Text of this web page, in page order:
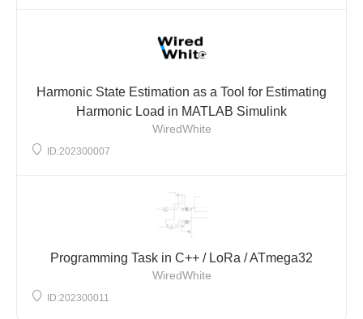
Harmonic State Estimation as a Tool for Estimating
Harmonic Load in MATLAB Simulink
WiredWhite
ID:202300007
Programming Task in C++ / LoRa / ATmega32
WiredWhite
ID:202300011